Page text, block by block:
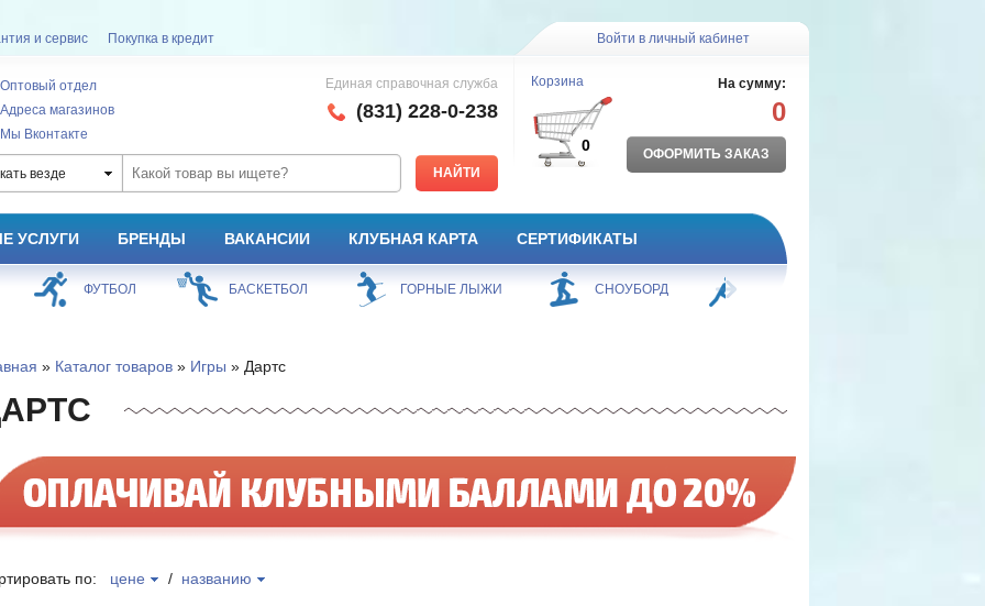
и сервис Покупка в кредит Войти в личный кабинет
Оптовый отдел
Адреса магазинов
Мы Вконтакте
Единая справочная служба
(831) 228-0-238
везде
Корзина
0
На сумму:
0
ОФОРМИТЬ ЗАКАЗ
УСЛУГИ БРЕНДЫ ВАКАНСИИ КЛУБНАЯ КАРТА СЕРТИФИКАТЫ
ФУТБОЛ БАСКЕТБОЛ ГОРНЫЕ ЛЫЖИ СНОУБОРД
» Каталог товаров» Игры » Дартс
по: цене / названию